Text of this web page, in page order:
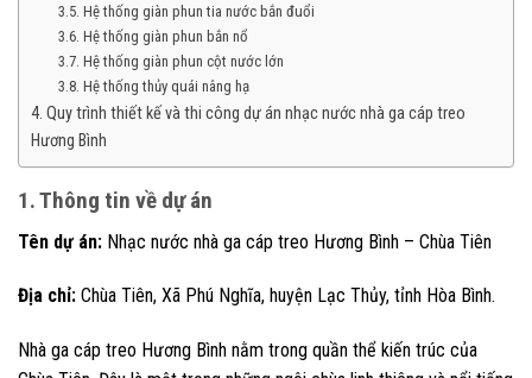
3.5. Hệ thống giàn phun tia nước bắn đuổi
3.6. Hệ thống giàn phun bắn nổ
3.7. Hệ thống giàn phun cột nước lớn
3.8. Hệ thống thủy quái nâng hạ
4. Quy trình thiết kế và thi công dự án nhạc nước nhà ga cáp treo
Hương Bình
1. Thông tin về dự án
Tên dự án: Nhạc nước nhà ga cáp treo Hương Bình – Chùa Tiên
Địa chỉ: Chùa Tiên, Xã Phú Nghĩa, huyện Lạc Thủy, tỉnh Hòa Bình.
Nhà ga cáp treo Hương Bình nằm trong quần thể kiến trúc của